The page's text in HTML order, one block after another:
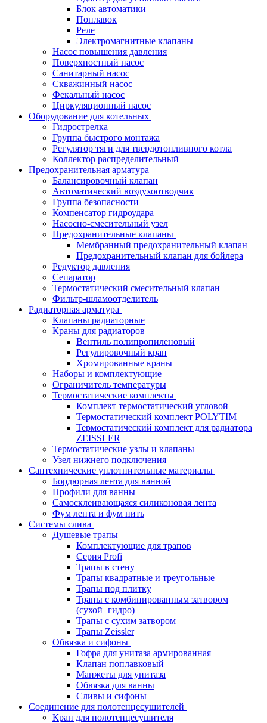
Блок автоматики
Поплавок
Реле
Электромагнитные клапаны
Насос повышения давления
Поверхностный насос
Санитарный насос
Скважинный насос
Фекальный насос
Циркуляционный насос
Оборудование для котельных
Гидрострелка
Группа быстрого монтажа
Регулятор тяги для твердотопливного котла
Коллектор распределительный
Предохранительная арматура
Балансировочный клапан
Автоматический воздухоотводчик
Группа безопасности
Компенсатор гидроудара
Насосно-смесительный узел
Предохранительные клапаны
Мембранный предохранительный клапан
Предохранительный клапан для бойлера
Редуктор давления
Сепаратор
Термостатический смесительный клапан
Фильтр-шламоотделитель
Радиаторная арматура
Клапаны радиаторные
Краны для радиаторов
Вентиль полипропиленовый
Регулировочный кран
Хромированные краны
Наборы и комплектующие
Ограничитель температуры
Термостатические комплекты
Комплект термостатический угловой
Термостатический комплект POLYTIM
Термостатический комплект для радиатора
ZEISSLER
Термостатические узлы и клапаны
Узел нижнего подключения
Сантехнические уплотнительные материалы
Бордюрная лента для ванной
Профили для ванны
Самосклеивающаяся силиконовая лента
Фум лента и фум нить
Системы слива
Душевые трапы
Комплектующие для трапов
Серия Profi
Трапы в стену
Трапы квадратные и треугольные
Трапы под плитку
Трапы с комбинированным затвором
(сухой+гидро)
Трапы с сухим затвором
Трапы Zeissler
Обвязка и сифоны
Гофра для унитаза армированная
Клапан поплавковый
Манжеты для унитаза
Обвязка для ванны
Сливы и сифоны
Соединение для полотенцесушителей
Кран для полотенцесушителя